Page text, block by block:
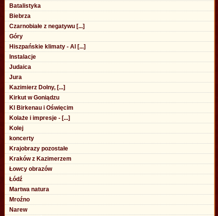
Batalistyka
Biebrza
Czarnobiałe z negatywu [...]
Góry
Hiszpańskie klimaty - Al [...]
Instalacje
Judaica
Jura
Kazimierz Dolny, [...]
Kirkut w Goniądzu
Kl Birkenau i Oświęcim
Kolaże i impresje - [...]
Kolej
koncerty
Krajobrazy pozostałe
Kraków z Kazimerzem
Łowcy obrazów
Łódź
Martwa natura
Mroźno
Narew